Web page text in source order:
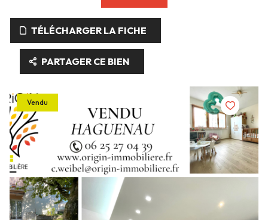
TÉLÉCHARGER LA FICHE
PARTAGER CE BIEN
Vendu